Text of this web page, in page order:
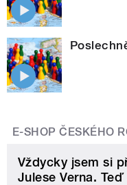
E-SHOP ČESKÉHO
Vždycky jsem si
Julese Verna.